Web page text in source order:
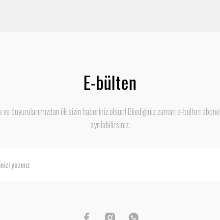
E-bülten
ve duyurularımızdan ilk sizin haberiniz olsun! Dilediğiniz zaman e-bülten
ayrılabilirsiniz.